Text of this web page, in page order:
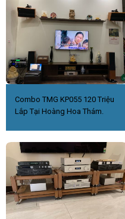
Combo TMG KP055 120 Triệu
Lắp Tại Hoàng Hoa Thám.